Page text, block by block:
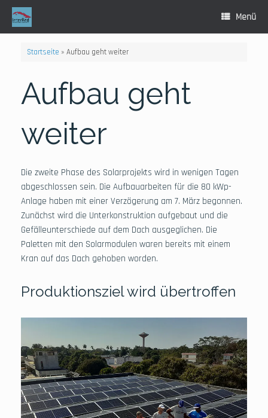
Inhalt
springen
Menü
Startseite » Aufbau geht weiter
Aufbau geht
weiter
Die zweite Phase des Solarprojekts wird in wenigen Tagen
abgeschlossen sein. Die Aufbauarbeiten für die 80 kWp-
Anlage haben mit einer Verzögerung am 7. März begonnen.
Zunächst wird die Unterkonstruktion aufgebaut und die
Gefälleunterschiede auf dem Dach ausgeglichen. Die
Paletten mit den Solarmodulen waren bereits mit einem
Kran auf das Dach gehoben worden.
Produktionsziel wird übertroffen